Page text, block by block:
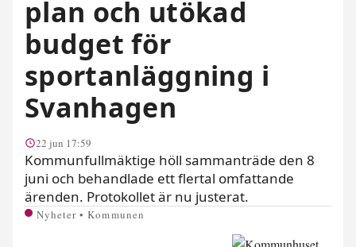
plan och utökad
budget för
sportanläggning i
Svanhagen
22 jun 17:59
Kommunfullmäktige höll sammanträde den 8
juni och behandlade ett flertal omfattande
ärenden. Protokollet är nu justerat.
Nyheter • Kommunen